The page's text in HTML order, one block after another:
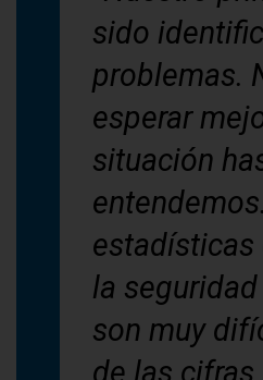
sido
problemas.
esperar
situación
estadísticas
la
son muy
de las cifras